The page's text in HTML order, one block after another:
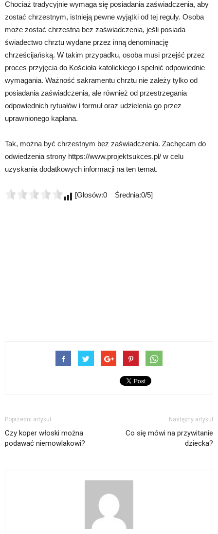
Chociaż tradycyjnie wymaga się posiadania zaświadczenia, aby
zostać chrzestnym, istnieją pewne wyjątki od tej reguły. Osoba
może zostać chrzestna bez zaświadczenia, jeśli posiada
świadectwo chrztu wydane przez inną denominację
chrześcijańską. W takim przypadku, osoba musi przejść przez
proces przyjęcia do Kościoła katolickiego i spełnić odpowiednie
wymagania. Ważność sakramentu chrztu nie zależy tylko od
posiadania zaświadczenia, ale również od przestrzegania
odpowiednich rytuałów i formuł oraz udzielenia go przez
uprawnionego kapłana.
Tak, można być chrzestnym bez zaświadczenia. Zachęcam do
odwiedzenia strony https://www.projektsukces.pl/ w celu
uzyskania dodatkowych informacji na ten temat.
[Głosów:0 Średnia:0/5]
Poprzedni artykuł
Czy koper włoski można
podawać niemowlakowi?
Następny artykuł
Co się mówi na przywitanie
dziecka?